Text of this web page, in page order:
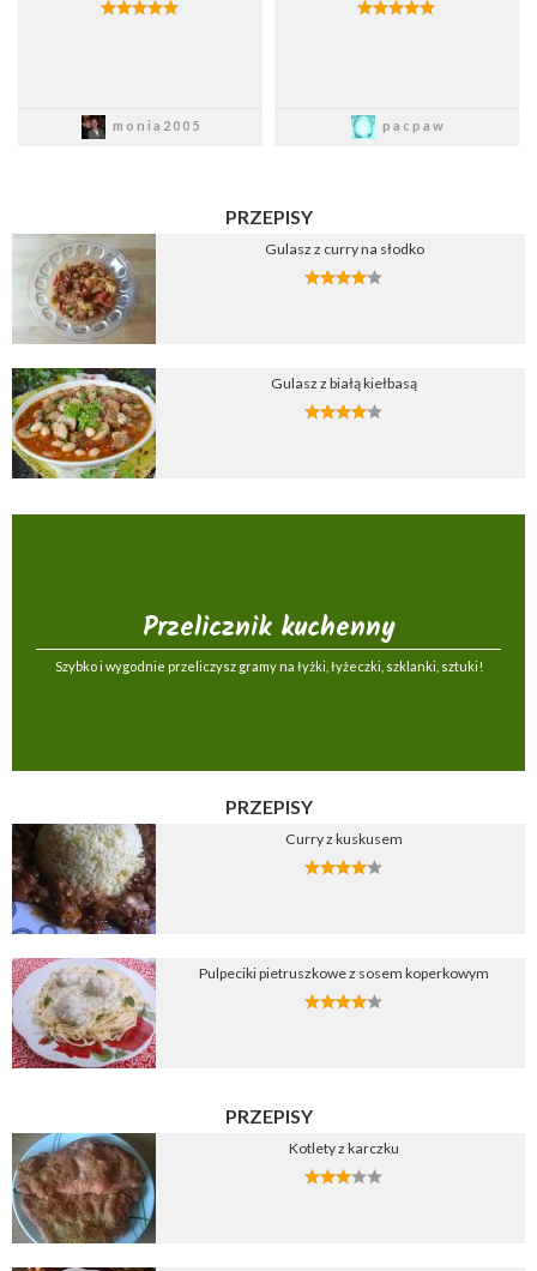
monia2005 pacpaw
Zapisz
PRZEPISY
Gulasz z curry na słodko
Gulasz z białą kiełbasą
Przelicznik kuchenny
Szybko i wygodnie przeliczysz gramy na łyżki, łyżeczki, szklanki, sztuki!
PRZEPISY
Curry z kuskusem
Pulpeciki pietruszkowe z sosem koperkowym
PRZEPISY
Kotlety z karczku